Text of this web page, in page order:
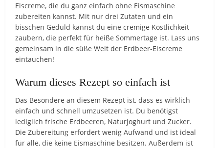
Eiscreme, die du ganz einfach ohne Eismaschine
zubereiten kannst. Mit nur drei Zutaten und ein
bisschen Geduld kannst du eine cremige Köstlichkeit
zaubern, die perfekt für heiße Sommertage ist. Lass uns
gemeinsam in die süße Welt der Erdbeer-Eiscreme
eintauchen!
Warum dieses Rezept so einfach ist
Das Besondere an diesem Rezept ist, dass es wirklich
einfach und schnell umzusetzen ist. Du benötigst
lediglich frische Erdbeeren, Naturjoghurt und Zucker.
Die Zubereitung erfordert wenig Aufwand und ist ideal
für alle, die keine Eismaschine besitzen. Außerdem ist